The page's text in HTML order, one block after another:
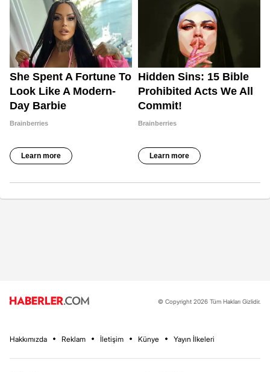
© Copyright 2026 Tüm Hakları Gizlidir.
Hakkımızda Reklam İletişim Künye Yayın İlkeleri